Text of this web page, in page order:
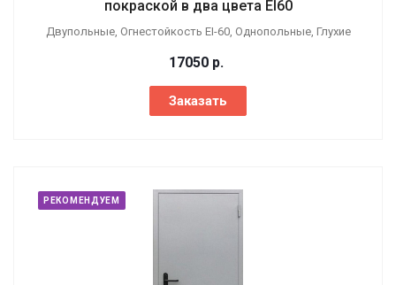
покраской в два цвета EI60
Двупольные, Огнестойкость EI-60, Однопольные, Глухие
17050 р.
Заказать
РЕКОМЕНДУЕМ